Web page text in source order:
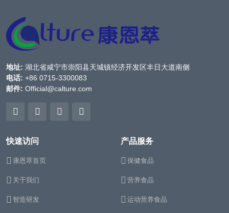
地址: 湖北省咸宁市崇阳县天城镇经济开发区丰日大道南侧
电话: +86 0715-3300083
邮件: Official@calture.com
快速访问
康恩萃首页
关于我们
智造研发
产品服务
保健食品
营养食品
运动营养食品